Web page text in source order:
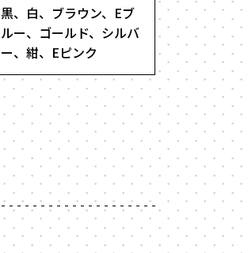
黒、白、ブラウン、Eブ
ルー、ゴールド、シルバ
ー、紺、Eピンク